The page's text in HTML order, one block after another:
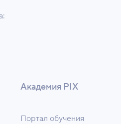
Академия PIX
Портал обучения